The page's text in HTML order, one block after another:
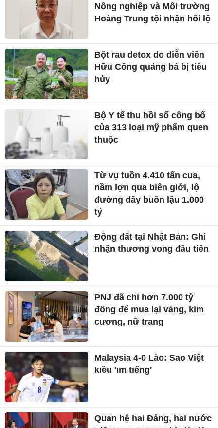
Nông nghiệp và Môi trường
Hoàng Trung tội nhận hối lộ
Bột rau detox do diễn viên
Hữu Công quảng bá bị tiêu
hủy
Bộ Y tế thu hồi số công bố
của 313 loại mỹ phẩm quen
thuộc
Từ vụ tuồn 4.410 tấn cua,
nầm lợn qua biên giới, lộ
đường dây buôn lậu 1.000
tỷ
Động đất tại Nhật Bản: Ghi
nhận thương vong đầu tiên
PNJ đã chi hơn 7.000 tỷ
đồng để mua lại vàng, kim
cương, nữ trang
Malaysia 4-0 Lào: Sao Việt
kiều 'im tiếng'
Quan hệ hai Đảng, hai nước